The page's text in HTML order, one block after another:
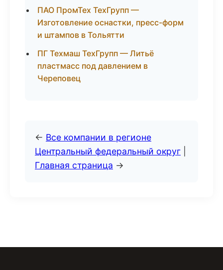
ПАО ПромТех ТехГрупп —
Изготовление оснастки, пресс-форм
и штампов в Тольятти
ПГ Техмаш ТехГрупп — Литьё
пластмасс под давлением в
Череповец
← Все компании в регионе
Центральный федеральный округ
Главная страница →